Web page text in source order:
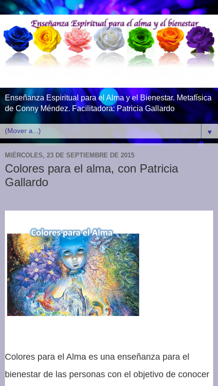
Enseñanza Espiritual para el Alma y el Bienestar. Metafísica
de Conny Méndez. Facilitadora: Patricia Gallardo
▼
MIÉRCOLES, 23 DE SEPTIEMBRE DE 2015
Colores para el alma, con Patricia
Gallardo
Colores para el Alma es una enseñanza para el
bienestar de las personas con el objetivo de conocer